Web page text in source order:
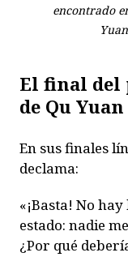
encontrado
Yuan
El final del
de Qu Yuan
En sus finales
declama:
«¡Basta! No
estado: nadie
¿Por qué